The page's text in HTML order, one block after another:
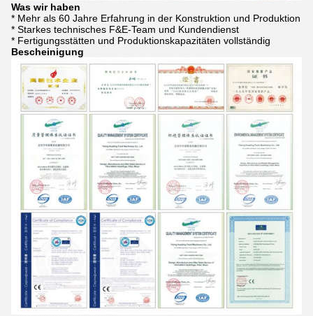
Was wir haben
* Mehr als 60 Jahre Erfahrung in der Konstruktion und Produktion
* Starkes technisches F&E-Team und Kundendienst
* Fertigungsstätten und Produktionskapazitäten vollständig
Bescheinigung